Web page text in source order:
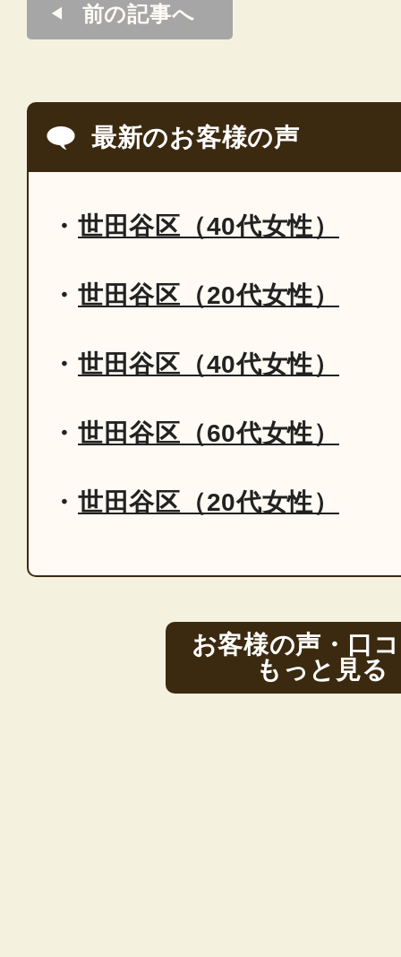
前の記事へ
最新のお客様の声
世田谷区（40代女性）
世田谷区（20代女性）
世田谷区（40代女性）
世田谷区（60代女性）
世田谷区（20代女性）
お客様の声・口
もっと見る